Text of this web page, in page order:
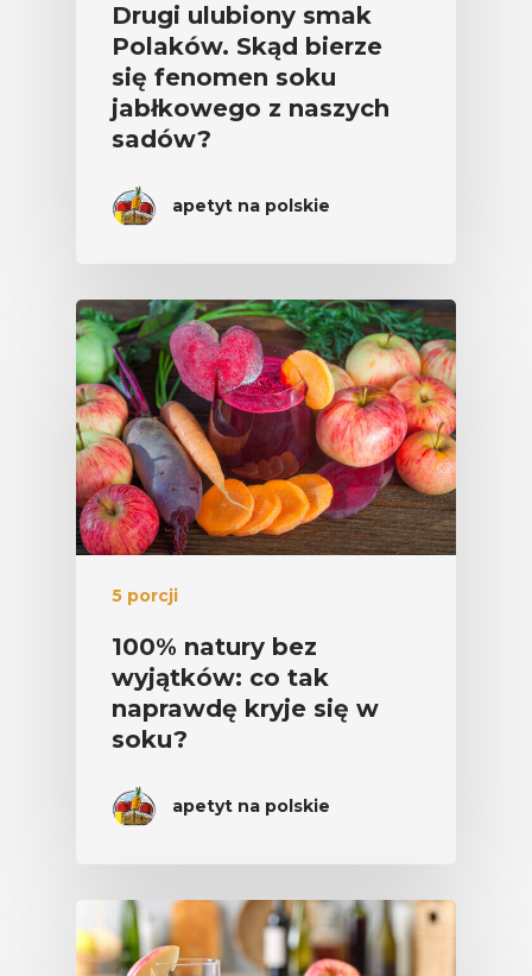
Drugi ulubiony smak
Polaków. Skąd bierze
się fenomen soku
jabłkowego z naszych
sadów?
apetyt na polskie
5 porcji
100% natury bez
wyjątków: co tak
naprawdę kryje się w
soku?
apetyt na polskie